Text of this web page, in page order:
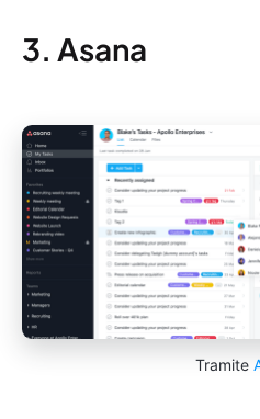
3. Asana
Tramite